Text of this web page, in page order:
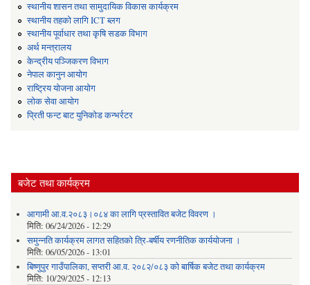
स्थानीय शासन तथा सामुदायिक विकास कार्यक्रम
स्थानीय तहको लागि ICT ब्लग
स्थानीय पूर्वाधार तथा कृषि सडक विभाग
अर्थ मन्त्रालय
केन्द्रीय पञ्जिकरण विभाग
नेपाल कानुन आयोग
राष्ट्रिय योजना आयोग
लोक सेवा आयोग
प्रिती फन्ट बाट युनिकोड कन्भर्रटर
बजेट तथा कार्यक्रम
आगामी आ.व.२०८३।०८४ का लागि प्रस्तावित बजेट विवरण ।
मिति: 06/24/2026 - 12:29
समुन्नति कार्यक्रम लागत सहितको त्रि-बर्षीय रणनीतिक कार्ययोजना ।
मिति: 06/05/2026 - 13:01
बिष्णुपुर गाउँपालिका, सप्तरी आ.व. २०८२/०८३ को बार्षिक बजेट तथा कार्यक्रम
मिति: 10/29/2025 - 12:13